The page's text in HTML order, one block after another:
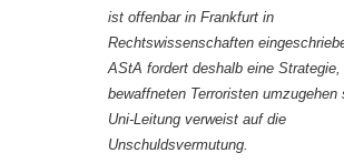
ist offenbar in Frankfurt in
Rechtswissenschaften
AStA fordert deshalb eine
bewaffneten Terroristen umzugehen
Uni-Leitung verweist auf die
Unschuldsvermutung.